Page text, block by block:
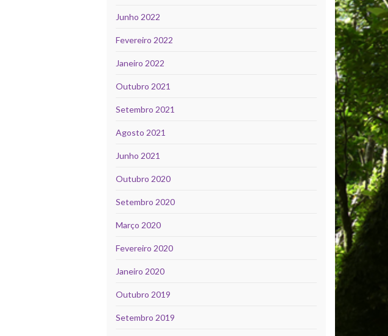
Junho 2022
Fevereiro 2022
Janeiro 2022
Outubro 2021
Setembro 2021
Agosto 2021
Junho 2021
Outubro 2020
Setembro 2020
Março 2020
Fevereiro 2020
Janeiro 2020
Outubro 2019
Setembro 2019